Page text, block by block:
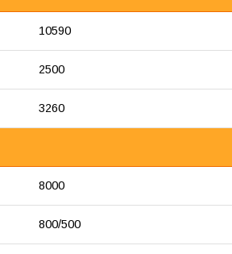
10590
2500
3260
8000
800/500